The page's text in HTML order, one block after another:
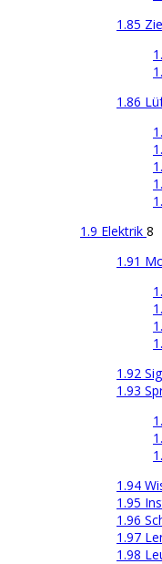
1.85
1.86
1.9 Elektrik 8
1.91
1.92
1.93
1.94
1.95
1.96
1.97
1.98